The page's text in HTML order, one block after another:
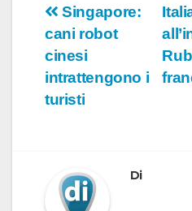
articoli
Singapore:
cani robot
cinesi
intrattengono i
turisti
Di